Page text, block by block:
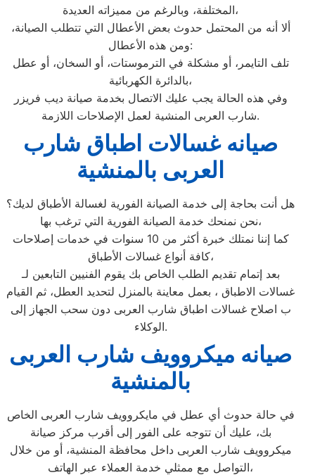
المختلفة، وبالرغم من مميزاته العديدة،
ألا أنه من المحتمل حدوث بعض الأعطال التي تتطلب الصيانة،
ومن هذه الأعطال:
تلف التايمر، أو مشكلة في الترموستات، أو السخان، أو عطل
بالدائرة الكهربائية،
وفي هذه الحالة يجب عليك الاتصال بخدمة صيانة ديب فريزر
شارب العربى المنشية لعمل الإصلاحات اللازمة.
صيانه غسالات اطباق شارب
العربى بالمنشية
هل أنت بحاجة إلى خدمة الصيانة الفورية لغسالة الأطباق لديك؟
نحن نمنحك خدمة الصيانة الفورية التي ترغب بها،
كما إننا نمتلك خبرة أكثر من 10 سنوات في خدمات إصلاحات
كافة أنواع غسالات الأطباق،
بعد إتمام تقديم الطلب الخاص بك يقوم الفنيين التابعين لـ
غسالات الاطباق ، بعمل معاينة بالمنزل لتحديد العطل، ثم القيام
ب اصلاح غسالات اطباق شارب العربى دون سحب الجهاز إلى
الوكلاء.
صيانه ميكروويف شارب العربى
بالمنشية
في حالة حدوث أي عطل في مايكروويف شارب العربى الخاص
بك، عليك أن تتوجه على الفور إلى أقرب مركز صيانة
ميكروويف شارب العربى داخل محافظة المنشية، أو من خلال
التواصل مع ممثلي خدمة العملاء عبر الهاتف،